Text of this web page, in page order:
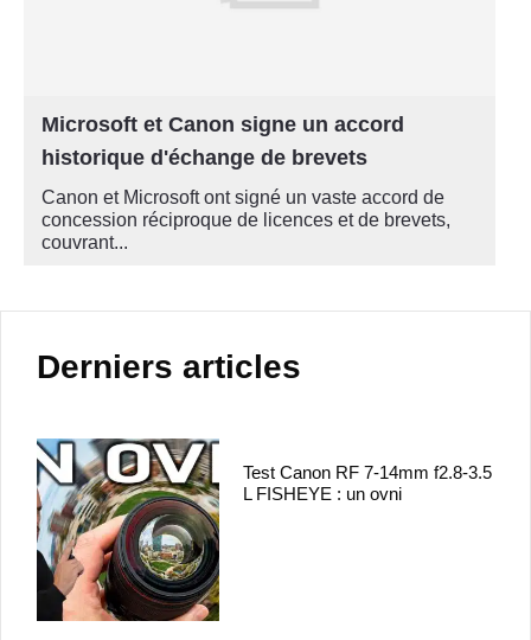
Microsoft et Canon signe un accord
historique d'échange de brevets
Canon et Microsoft ont signé un vaste accord de
concession réciproque de licences et de brevets,
couvrant...
Derniers articles
Test Canon RF 7-14mm f2.8-3.5
L FISHEYE : un ovni